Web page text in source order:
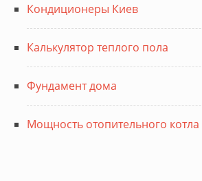
Кондиционеры Киев
Калькулятор теплого пола
Фундамент дома
Мощность отопительного котла